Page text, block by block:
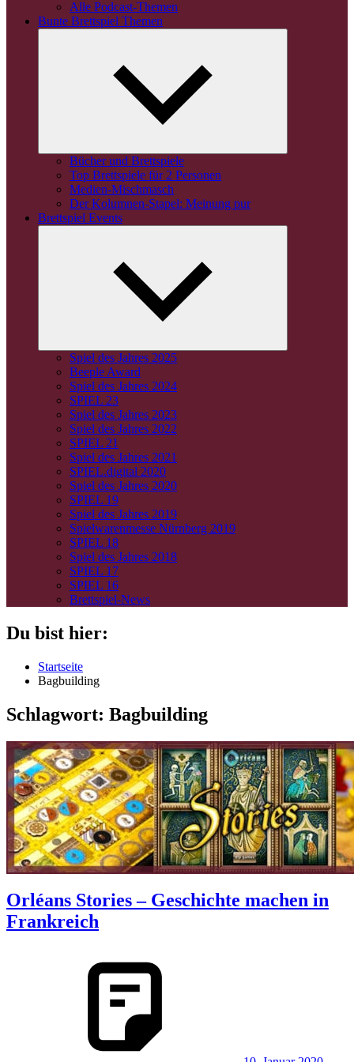
Alle Podcast-Themen
Bunte Brettspiel Themen
Bücher und Brettspiele
Top Brettspiele für 2 Personen
Medien-Mischmasch
Der Kolumnen-Stapel: Meinung pur
Brettspiel Events
Spiel des Jahres 2025
Beeple Award
Spiel des Jahres 2024
SPIEL 23
Spiel des Jahres 2023
Spiel des Jahres 2022
SPIEL 21
Spiel des Jahres 2021
SPIEL.digital 2020
Spiel des Jahres 2020
SPIEL 19
Spiel des Jahres 2019
Spielwarenmesse Nürnberg 2019
SPIEL 18
Spiel des Jahres 2018
SPIEL 17
SPIEL 16
Brettspiel-News
Du bist hier:
Startseite
Bagbuilding
Schlagwort: Bagbuilding
Orléans Stories – Geschichte machen in
Frankreich